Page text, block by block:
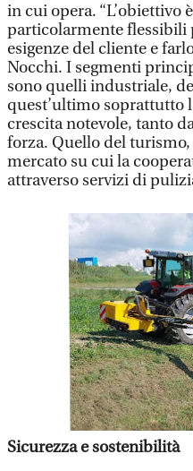
in cui opera. “L’obiettivo
particolarmente flessibili
esigenze del cliente e
Nocchi. I segmenti
sono quelli industriale,
quest’ultimo soprattutto
crescita notevole, tanto
forza. Quello del
mercato su cui la
attraverso servizi di
Sicurezza e sostenibilità